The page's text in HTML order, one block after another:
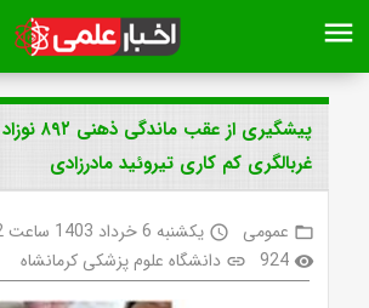
menu
پیشگیری از
غربالگری کم کاری تیروئید مادرزادی
folder_open عمومی access_time یکشنبه 6 خرداد 1403 ساعت 5:52
visibility
924
link دانشگاه علوم پزشکی کرمانشاه